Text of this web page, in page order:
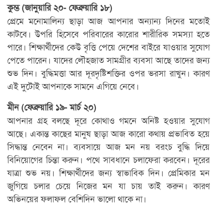
কুম্ভ (জানুয়ারি ২০- ফেব্রুয়ারি ১৮)
প্রেমে মনোমালিন্য ছাড়া আজ আপনার অন্যান্য দিনের মতোই
কাটবে। উপরি হিসেবে পরিবারের কারোর শারীরিক সমস্যা হতে
পারে। শিক্ষার্থীদের কেউ বৃত্তি পেয়ে দেশের বাইরে যাওয়ার সুযোগ
পেতে পারেন। যাদের লৌহজাত সামগ্রীর ব্যবসা আছে তাদের জন্য
শুভ দিন। বুদ্ধিমত্তা আর দূরদৃষ্টিশক্তির ওপর ভরসা রাখুন। কারণ
এই দুটোই আপনাকে সামনে এগিয়ে নেবে।
মীন (ফেব্রুয়ারি ১৯- মার্চ ২০)
আপনার গ্রহ বলছে দূরে কোথাও গমনে অনিষ্ট হওয়ার সুযোগ
আছে। একান্ত কাছের মানুষ ছাড়া আজ কারো কথায় প্রভাবিত হয়ে
সিদ্ধান্ত নেবেন না। ব্যবসায়ে আজ মন নয় বরংচ বুদ্ধি দিয়ে
বিনিয়োগের চিন্তা করুন। পথে সাবধানে চলাফেরা করবেন। দূরের
যাত্রা শুভ নয়। শিক্ষার্থীদের জন্য স্বাভাবিক দিন। প্রেমিকার মন
জুগিয়ে চলার চেয়ে নিজের মন যা চায় তাই করুন। কারণ
অভিনয়ের ফলাফল বেশিদিন ভালো থাকে না।